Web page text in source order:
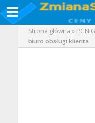
Strona główna » PGNiG
biuro obsługi klienta